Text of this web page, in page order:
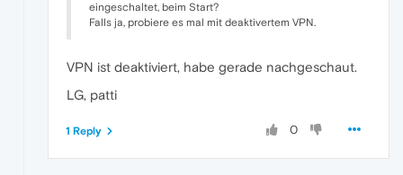
eingeschaltet, beim Start?
Falls ja, probiere es mal mit deaktivertem VPN.
VPN ist deaktiviert, habe gerade nachgeschaut.
LG, patti
0
1 Reply